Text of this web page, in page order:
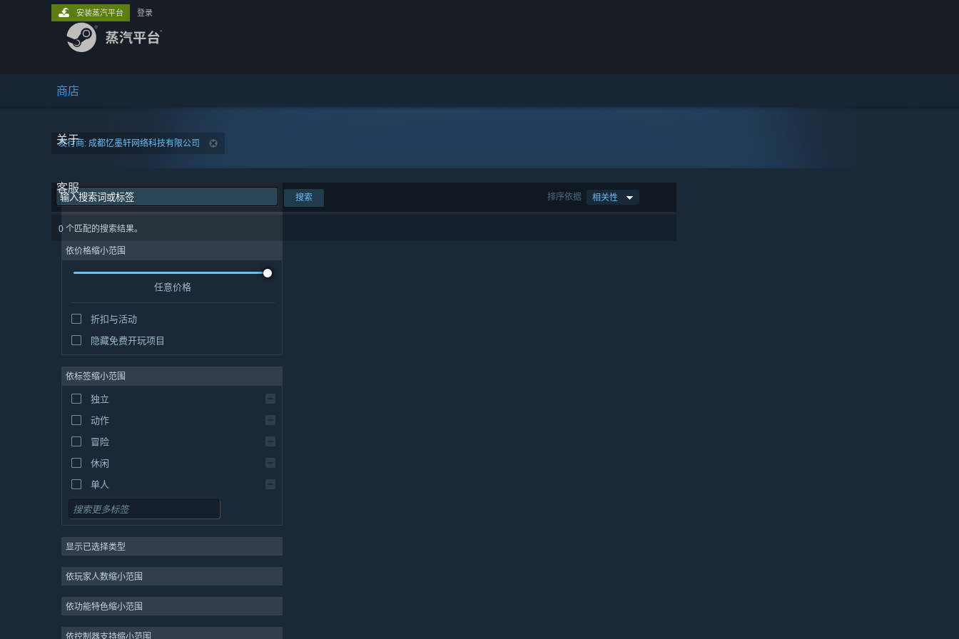
商店
关于
客服
安装蒸汽平台 登录
发行商: 成都忆墨轩网络科技有限公司
排序依据 相关性
搜索
0 个匹配的搜索结果。
依价格缩小范围
任意价格
折扣与活动
隐藏免费开玩项目
依标签缩小范围
独立
动作
冒险
休闲
单人
模拟
策略
2D
3D
免费开玩
显示已选择类型
依玩家人数缩小范围
依功能特色缩小范围
依控制器支持缩小范围